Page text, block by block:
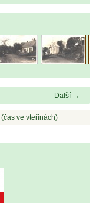
Další →
(čas ve vteřinách)